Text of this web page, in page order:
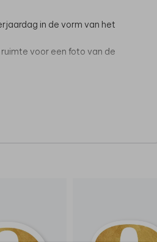
in de vorm van het
voor een foto van de